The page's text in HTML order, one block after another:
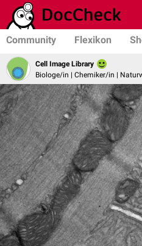
Community Flexikon
Cell Image Library
Biologe/in | Chemiker/in |